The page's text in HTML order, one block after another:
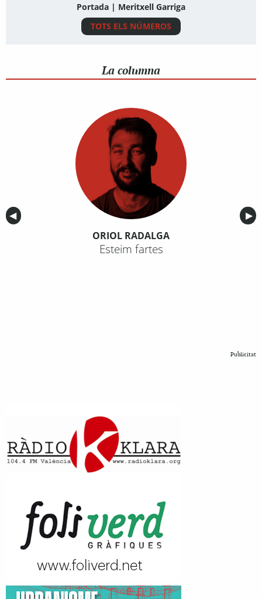
Portada | Meritxell Garriga
TOTS ELS NÚMEROS
La columna
Anterior
◀︎ ▶︎
ORIOL RADALGA
Esteim fartes
Publicitat